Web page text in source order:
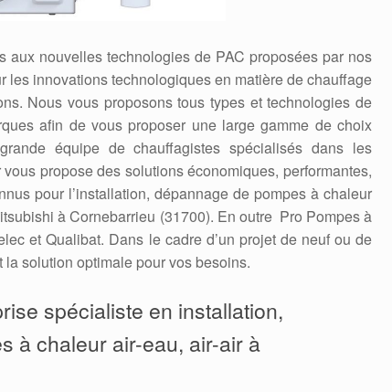
aux nouvelles technologies de PAC proposées par nos
les innovations technologiques en matière de chauffage
Nous vous proposons tous types et technologies de
afin de vous proposer une large gamme de choix
équipe de chauffagistes spécialisés dans les
propose des solutions économiques, performantes,
pour l’installation, dépannage de pompes à chaleur
à Cornebarrieu (31700). En outre Pro Pompes à
et Qualibat. Dans le cadre d’un projet de neuf ou de
solution optimale pour vos besoins.
spécialiste en installation,
à chaleur air-eau, air-air à